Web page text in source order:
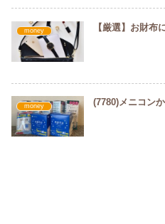
money 【厳選】お財布
money (7780)メニコン